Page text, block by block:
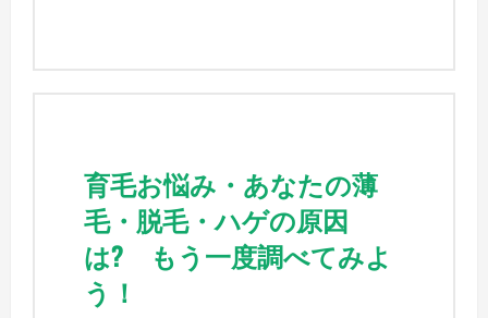
育毛お悩み・あなたの薄
毛・脱毛・ハゲの原因
は? もう一度調べてみよ
う！